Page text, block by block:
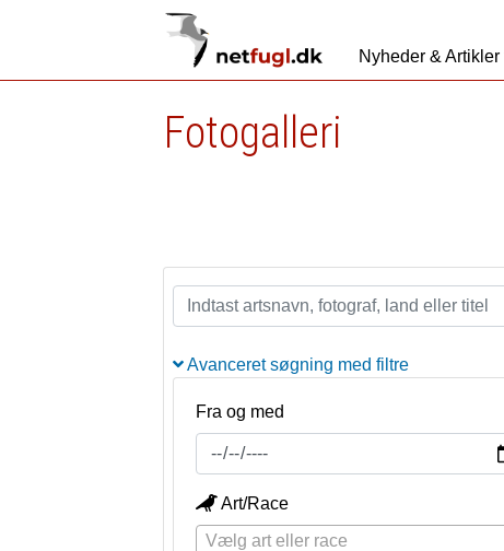
Nyheder & Artikler
Fotogalleri
Avanceret søgning med filtre
Fra og med
Art/Race
Vælg art eller race